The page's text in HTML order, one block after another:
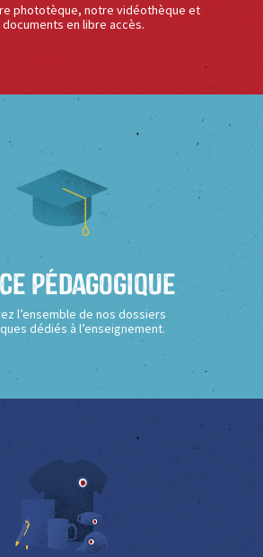
phototèque, notre vidéothèque et
en libre accès.
Pédagogique
l’ensemble de nos dossiers
dédiés à l’enseignement.